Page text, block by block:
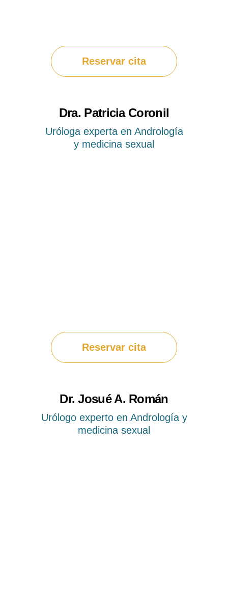
Reservar cita
Dra. Patricia Coronil
Uróloga experta en Andrología
y medicina sexual
Reservar cita
Dr. Josué A. Román
Urólogo experto en Andrología y
medicina sexual